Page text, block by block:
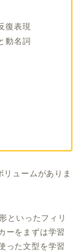
復表現
動名詞
ュームがありま
といったフィリ
ーをまずは学習
った文型を学習